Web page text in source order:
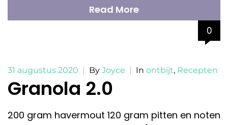
Read More
0
31 augustus 2020 | By Joyce | In ontbijt, Recepten
Granola 2.0
200 gram havermout 120 gram pitten en noten